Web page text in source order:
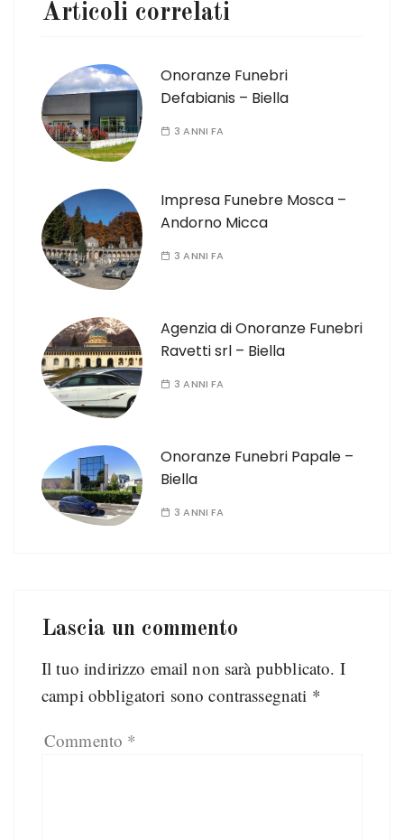
Articoli correlati
Onoranze Funebri
Defabianis – Biella
3 ANNI FA
Impresa Funebre Mosca –
Andorno Micca
3 ANNI FA
Agenzia di Onoranze Funebri
Ravetti srl – Biella
3 ANNI FA
Onoranze Funebri Papale –
Biella
3 ANNI FA
Lascia un commento
Il tuo indirizzo email non sarà pubblicato. I
campi obbligatori sono contrassegnati *
Commento *